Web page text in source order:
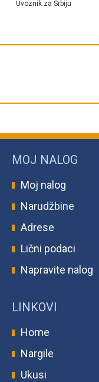
Uvoznik za Srbiju
MOJ NALOG
Moj nalog
Narudžbine
Adrese
Lični podaci
Napravite nalog
LINKOVI
Home
Nargile
Ukusi